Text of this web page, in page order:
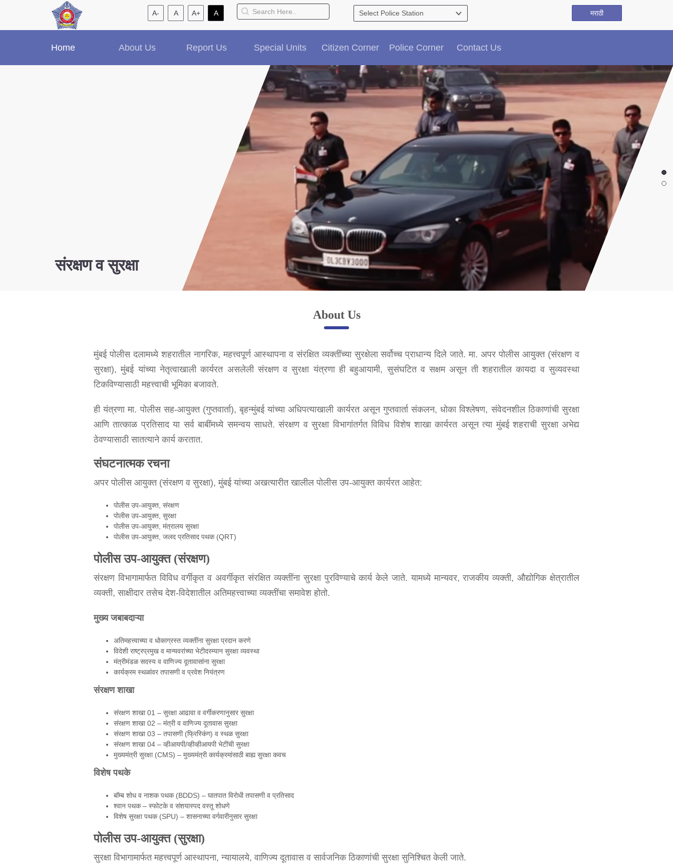
A- A A+ A मराठी
Home About Us Report Us Special Units Citizen Corner Police Corner Contact Us
संरक्षण व सुरक्षा
About Us
मुंबई पोलीस दलामध्ये शहरातील नागरिक, महत्त्वपूर्ण आस्थापना व संरक्षित व्यक्तींच्या सुरक्षेला सर्वोच्च प्राधान्य दिले जाते. मा. अपर पोलीस आयुक्त (संरक्षण व
सुरक्षा), मुंबई यांच्या नेतृत्वाखाली कार्यरत असलेली संरक्षण व सुरक्षा यंत्रणा ही बहुआयामी, सुसंघटित व सक्षम असून ती शहरातील कायदा व सुव्यवस्था
टिकविण्यासाठी महत्त्वाची भूमिका बजावते.
ही यंत्रणा मा. पोलीस सह-आयुक्त (गुप्तवार्ता), बृहन्मुंबई यांच्या अधिपत्याखाली कार्यरत असून गुप्तवार्ता संकलन, धोका विश्लेषण, संवेदनशील ठिकाणांची सुरक्षा
आणि तात्काळ प्रतिसाद या सर्व बाबींमध्ये समन्वय साधते. संरक्षण व सुरक्षा विभागांतर्गत विविध विशेष शाखा कार्यरत असून त्या मुंबई शहराची सुरक्षा अभेद्य
ठेवण्यासाठी सातत्याने कार्य करतात.
संघटनात्मक रचना
अपर पोलीस आयुक्त (संरक्षण व सुरक्षा), मुंबई यांच्या अखत्यारीत खालील पोलीस उप-आयुक्त कार्यरत आहेत:
पोलीस उप-आयुक्त, संरक्षण
पोलीस उप-आयुक्त, सुरक्षा
पोलीस उप-आयुक्त, मंत्रालय सुरक्षा
पोलीस उप-आयुक्त, जलद प्रतिसाद पथक (QRT)
पोलीस उप-आयुक्त (संरक्षण)
संरक्षण विभागामार्फत विविध वर्गीकृत व अवर्गीकृत संरक्षित व्यक्तींना सुरक्षा पुरविण्याचे कार्य केले जाते. यामध्ये मान्यवर, राजकीय व्यक्ती, औद्योगिक क्षेत्रातील
व्यक्ती, साक्षीदार तसेच देश-विदेशातील अतिमहत्त्वाच्या व्यक्तींचा समावेश होतो.
मुख्य जबाबदाऱ्या
अतिमहत्त्वाच्या व धोकाग्रस्त व्यक्तींना सुरक्षा प्रदान करणे
विदेशी राष्ट्रप्रमुख व मान्यवरांच्या भेटीदरम्यान सुरक्षा व्यवस्था
मंत्रीमंडळ सदस्य व वाणिज्य दूतावासांना सुरक्षा
कार्यक्रम स्थळांवर तपासणी व प्रवेश नियंत्रण
संरक्षण शाखा
संरक्षण शाखा 01 – सुरक्षा आढावा व वर्गीकरणानुसार सुरक्षा
संरक्षण शाखा 02 – मंत्री व वाणिज्य दूतावास सुरक्षा
संरक्षण शाखा 03 – तपासणी (फ्रिस्किंग) व स्थळ सुरक्षा
संरक्षण शाखा 04 – व्हीआयपी/व्हीव्हीआयपी भेटींची सुरक्षा
मुख्यमंत्री सुरक्षा (CMS) – मुख्यमंत्री कार्यक्रमांसाठी बाह्य सुरक्षा कवच
विशेष पथके
बॉम्ब शोध व नाशक पथक (BDDS) – घातपात विरोधी तपासणी व प्रतिसाद
श्वान पथक – स्फोटके व संशयास्पद वस्तू शोधणे
विशेष सुरक्षा पथक (SPU) – शासनाच्या वर्गवारीनुसार सुरक्षा
पोलीस उप-आयुक्त (सुरक्षा)
सुरक्षा विभागामार्फत महत्त्वपूर्ण आस्थापना, न्यायालये, वाणिज्य दूतावास व सार्वजनिक ठिकाणांची सुरक्षा सुनिश्चित केली जाते.